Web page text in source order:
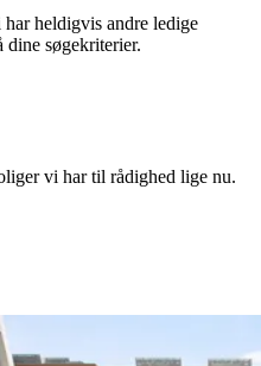
heldigvis andre ledige
dine søgekriterier.
vi har til rådighed lige nu.